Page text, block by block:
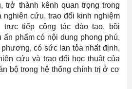
trở thành kênh quan trọng trong
nghiên cứu, trao đổi kinh nghiệm
tiếp công tác đào tạo, bồi
phẩm có nội dung phong phú,
có sức lan tỏa nhất định,
cứu và trao đổi học thuật của
bộ trong hệ thống chính trị ở cơ